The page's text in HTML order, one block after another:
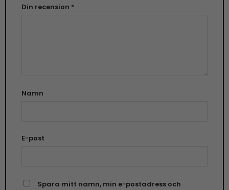
Din recension *
Namn
E-post
Spara mitt namn, min e-postadress och